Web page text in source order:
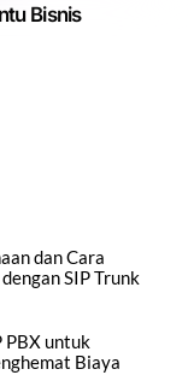
Bisnis
dan Cara
SIP Trunk
PBX untuk
Biaya